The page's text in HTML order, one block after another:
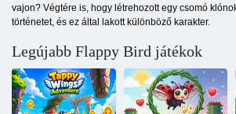
vajon? Végtére is, hogy létrehozott egy csomó
történetet, és ez által lakott különböző karakter.
Legújabb Flappy Bird játékok